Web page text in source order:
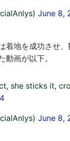
June 8,
着地を成功させ
動画が以下。
she sticks it,
June 8,